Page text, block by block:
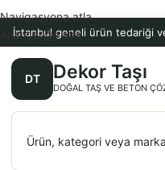
İstanbul geneli ürün tedariği
DT Dekor Taşı
DOĞAL TAŞ VE BETON
Navigasyona atla
Ana içeriğe atla